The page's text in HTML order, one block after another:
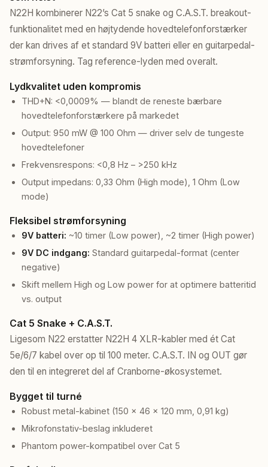
N22H kombinerer N22’s Cat 5 snake og C.A.S.T. breakout-
funktionalitet med en højtydende hovedtelefonforstærker
der kan drives af et standard 9V batteri eller en guitarpedal-
strømforsyning. Tag reference-lyden med overalt.
Lydkvalitet uden kompromis
THD+N: <0,0009% — blandt de reneste bærbare
hovedtelefonforstærkere på markedet
Output: 950 mW @ 100 Ohm — driver selv de tungeste
hovedtelefoner
Frekvensrespons: <0,8 Hz – >250 kHz
Output impedans: 0,33 Ohm (High mode), 1 Ohm (Low
mode)
Fleksibel strømforsyning
9V batteri: ~10 timer (Low power), ~2 timer (High power)
9V DC indgang: Standard guitarpedal-format (center
negative)
Skift mellem High og Low power for at optimere batteritid
vs. output
Cat 5 Snake + C.A.S.T.
Ligesom N22 erstatter N22H 4 XLR-kabler med ét Cat
5e/6/7 kabel over op til 100 meter. C.A.S.T. IN og OUT gør
den til en integreret del af Cranborne-økosystemet.
Bygget til turné
Robust metal-kabinet (150 × 46 × 120 mm, 0,91 kg)
Mikrofonstativ-beslag inkluderet
Phantom power-kompatibel over Cat 5